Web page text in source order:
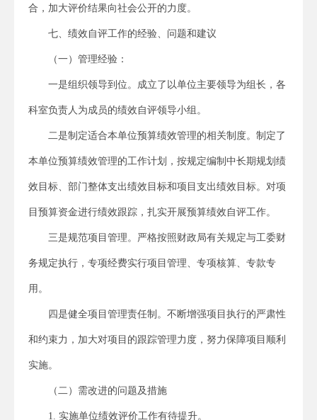
合，加大评价结果向社会公开的力度。
七、绩效自评工作的经验、问题和建议
（一）管理经验：
一是组织领导到位。成立了以单位主要领导为组长，各
科室负责人为成员的绩效自评领导小组。
二是制定适合本单位预算绩效管理的相关制度。制定了
本单位预算绩效管理的工作计划，按规定编制中长期规划绩
效目标、部门整体支出绩效目标和项目支出绩效目标。对项
目预算资金进行绩效跟踪，扎实开展预算绩效自评工作。
三是规范项目管理。严格按照财政局有关规定与工委财
务规定执行，专项经费实行项目管理、专项核算、专款专
用。
四是健全项目管理责任制。不断增强项目执行的严肃性
和约束力，加大对项目的跟踪管理力度，努力保障项目顺利
实施。
（二）需改进的问题及措施
1. 实施单位绩效评价工作有待提升。